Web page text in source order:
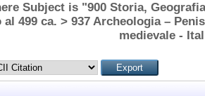
Subject is "900 Storia,
499 ca. > 937 Archeologia –
medievale -